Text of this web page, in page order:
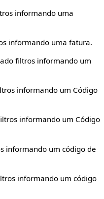
informando uma
informando uma fatura.
filtros informando um
informando um Código
informando um Código
informando um código de
informando um código